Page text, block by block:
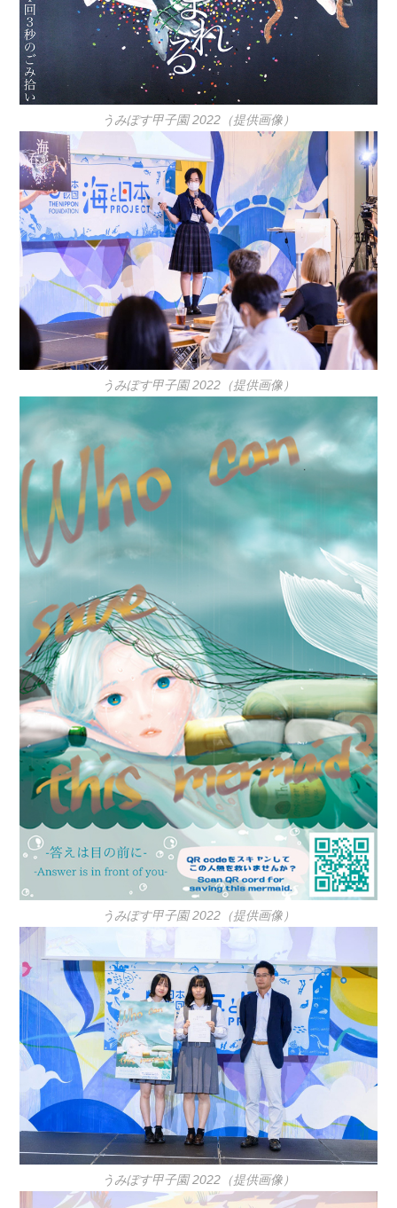
うみぽす甲子園 2022（提供画像）
うみぽす甲子園 2022（提供画像）
うみぽす甲子園 2022（提供画像）
うみぽす甲子園 2022（提供画像）